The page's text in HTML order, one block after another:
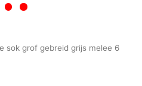
sok grof gebreid grijs melee 6